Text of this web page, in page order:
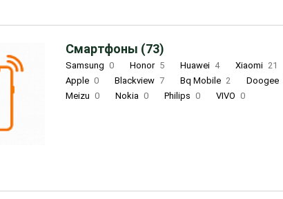
Смартфоны (73)
Samsung 0 Honor 5 Huawei 4 Xiaomi 21
Apple 0 Blackview 7 Bq Mobile 2 Doogee
Meizu 0 Nokia 0 Philips 0 VIVO 0